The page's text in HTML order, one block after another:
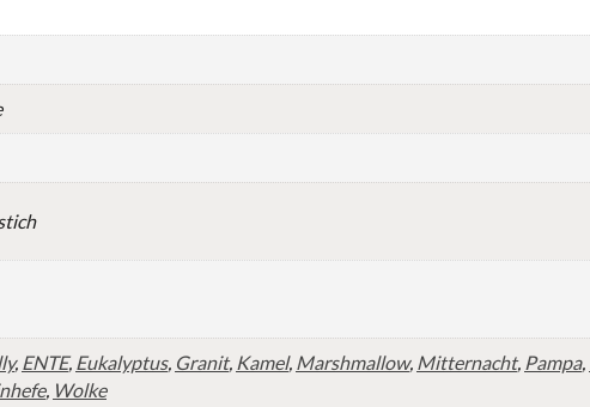
, ENTE, Eukalyptus, Granit, Kamel, Marshmallow, Mitternacht, Pampa,
, Wolke